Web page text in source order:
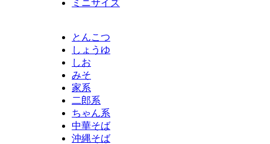
ミニサイズ
とんこつ
しょうゆ
しお
みそ
家系
二郎系
ちゃん系
中華そば
沖縄そば